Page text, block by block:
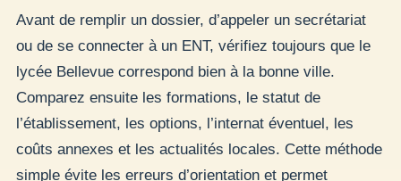
Avant de remplir un dossier, d’appeler un secrétariat
ou de se connecter à un ENT, vérifiez toujours que le
lycée Bellevue correspond bien à la bonne ville.
Comparez ensuite les formations, le statut de
l’établissement, les options, l’internat éventuel, les
coûts annexes et les actualités locales. Cette méthode
simple évite les erreurs d’orientation et permet